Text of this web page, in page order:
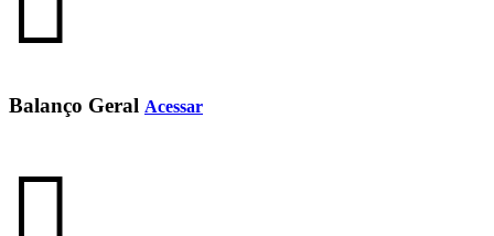
Balanço Geral Acessar